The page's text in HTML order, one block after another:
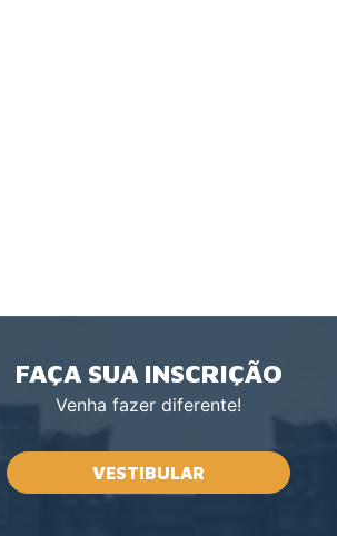
FAÇA SUA INSCRIÇÃO
Venha fazer diferente!
VESTIBULAR